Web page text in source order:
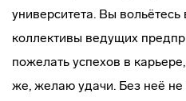
университета. Вы
коллективы ведущих
пожелать успехов в
же, желаю удачи. Без неё